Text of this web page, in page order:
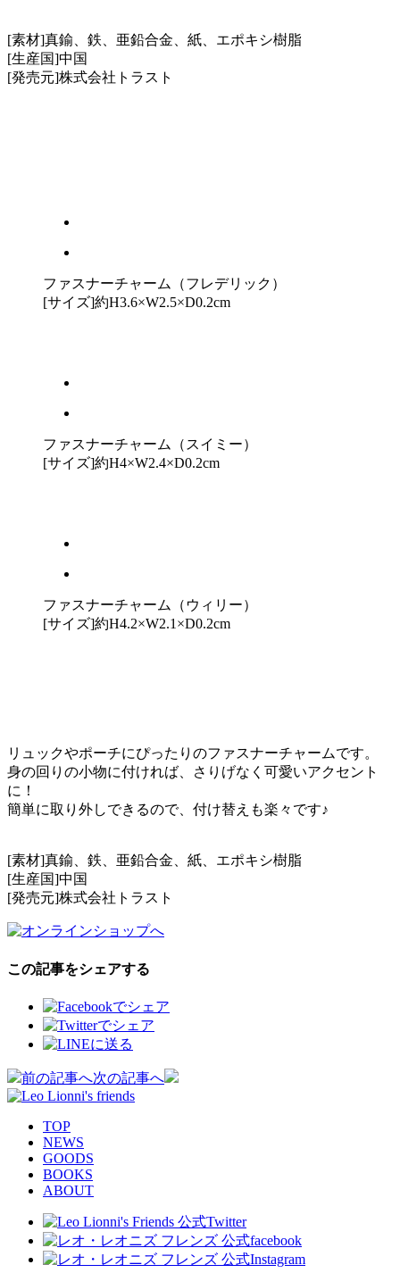
[素材]真鍮、鉄、亜鉛合金、紙、エポキシ樹脂
[生産国]中国
[発売元]株式会社トラスト
ファスナーチャーム（フレデリック）
[サイズ]約H3.6×W2.5×D0.2cm
ファスナーチャーム（スイミー）
[サイズ]約H4×W2.4×D0.2cm
ファスナーチャーム（ウィリー）
[サイズ]約H4.2×W2.1×D0.2cm
リュックやポーチにぴったりのファスナーチャームです。
身の回りの小物に付ければ、さりげなく可愛いアクセント
に！
簡単に取り外しできるので、付け替えも楽々です♪
[素材]真鍮、鉄、亜鉛合金、紙、エポキシ樹脂
[生産国]中国
[発売元]株式会社トラスト
この記事をシェアする
投
稿
前の記事へ次の記事へ
TOP
NEWS
GOODS
BOOKS
ABOUT